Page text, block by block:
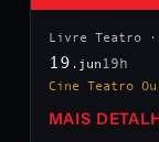
Livre Teatro ·
19 .jun 19h
Cine Teatro
MAIS